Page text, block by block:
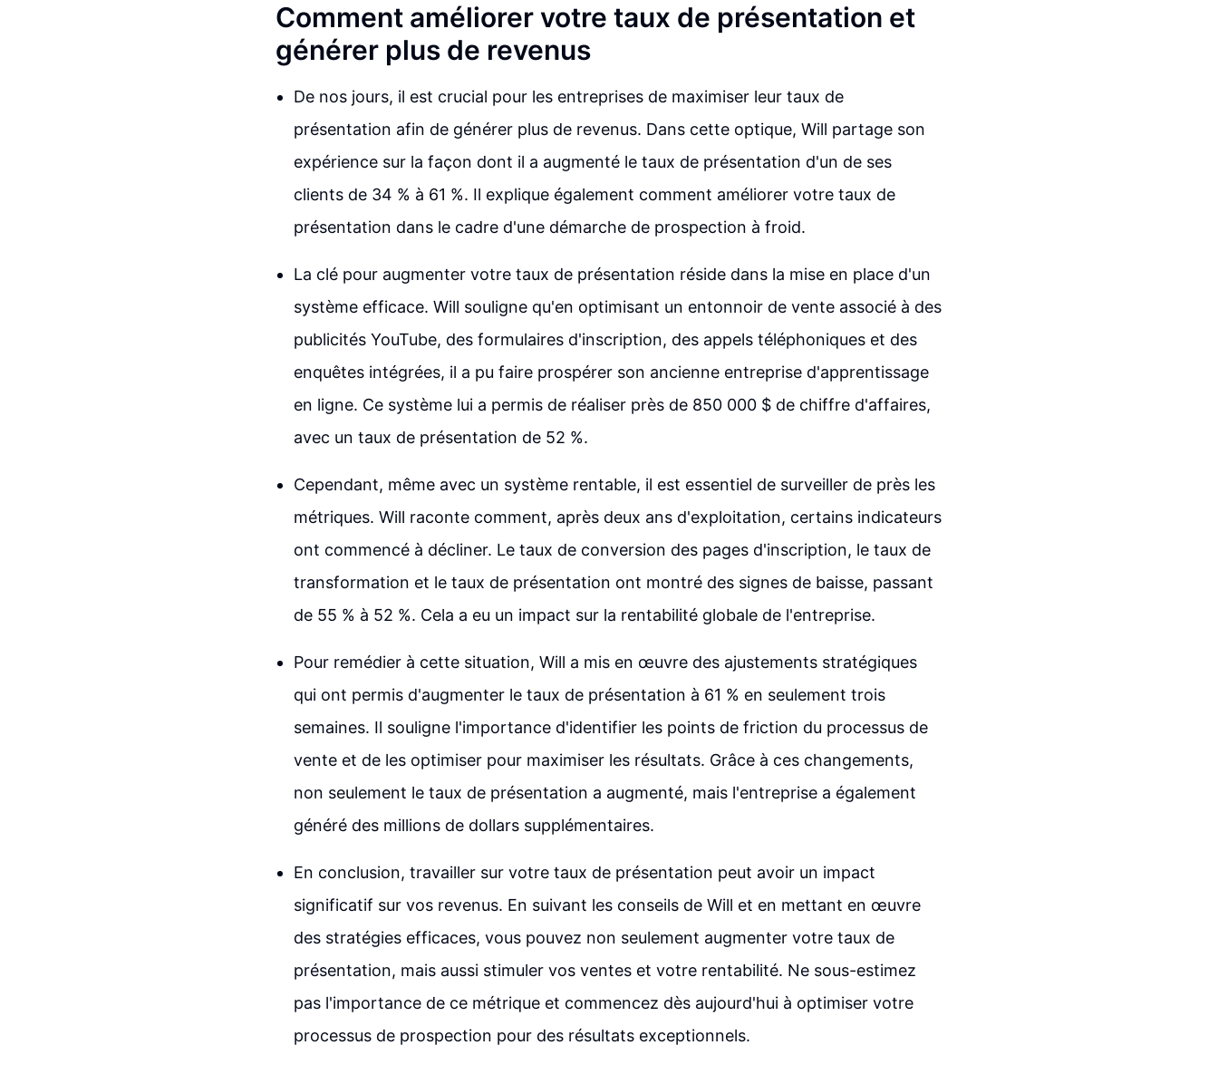
Comment améliorer votre taux de présentation et
générer plus de revenus
De nos jours, il est crucial pour les entreprises de maximiser leur taux de
présentation afin de générer plus de revenus. Dans cette optique, Will partage son
expérience sur la façon dont il a augmenté le taux de présentation d'un de ses
clients de 34 % à 61 %. Il explique également comment améliorer votre taux de
présentation dans le cadre d'une démarche de prospection à froid.
La clé pour augmenter votre taux de présentation réside dans la mise en place d'un
système efficace. Will souligne qu'en optimisant un entonnoir de vente associé à des
publicités YouTube, des formulaires d'inscription, des appels téléphoniques et des
enquêtes intégrées, il a pu faire prospérer son ancienne entreprise d'apprentissage
en ligne. Ce système lui a permis de réaliser près de 850 000 $ de chiffre d'affaires,
avec un taux de présentation de 52 %.
Cependant, même avec un système rentable, il est essentiel de surveiller de près les
métriques. Will raconte comment, après deux ans d'exploitation, certains indicateurs
ont commencé à décliner. Le taux de conversion des pages d'inscription, le taux de
transformation et le taux de présentation ont montré des signes de baisse, passant
de 55 % à 52 %. Cela a eu un impact sur la rentabilité globale de l'entreprise.
Pour remédier à cette situation, Will a mis en œuvre des ajustements stratégiques
qui ont permis d'augmenter le taux de présentation à 61 % en seulement trois
semaines. Il souligne l'importance d'identifier les points de friction du processus de
vente et de les optimiser pour maximiser les résultats. Grâce à ces changements,
non seulement le taux de présentation a augmenté, mais l'entreprise a également
généré des millions de dollars supplémentaires.
En conclusion, travailler sur votre taux de présentation peut avoir un impact
significatif sur vos revenus. En suivant les conseils de Will et en mettant en œuvre
des stratégies efficaces, vous pouvez non seulement augmenter votre taux de
présentation, mais aussi stimuler vos ventes et votre rentabilité. Ne sous-estimez
pas l'importance de ce métrique et commencez dès aujourd'hui à optimiser votre
processus de prospection pour des résultats exceptionnels.